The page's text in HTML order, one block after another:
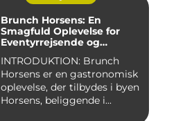
Brunch Horsens: En
Smagfuld Oplevelse for
Eventyrrejsende og
INTRODUKTION: Brunch
Horsens er en gastronomisk
oplevelse, der tilbydes i byen
Horsens, beliggende i...